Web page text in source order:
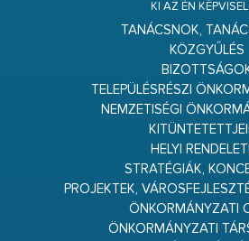
KI AZ ÉN
TANÁCSNOK,
KÖZGYŰLÉS
TELEPÜLÉSRÉSZI
NEMZETISÉGI
HELYI
STRATÉGIÁK,
PROJEKTEK,
ÖNKORMÁNYZATI
ÖNKORMÁNYZATI